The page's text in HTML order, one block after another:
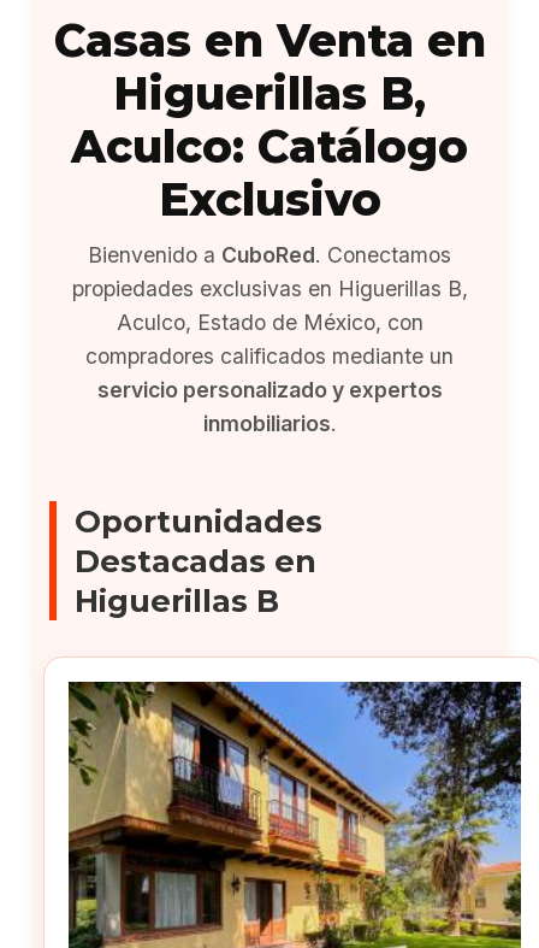
Casas en Venta en
Higuerillas B,
Aculco: Catálogo
Exclusivo
Bienvenido a CuboRed. Conectamos
propiedades exclusivas en Higuerillas B,
Aculco, Estado de México, con
compradores calificados mediante un
servicio personalizado y expertos
inmobiliarios.
Oportunidades
Destacadas en
Higuerillas B